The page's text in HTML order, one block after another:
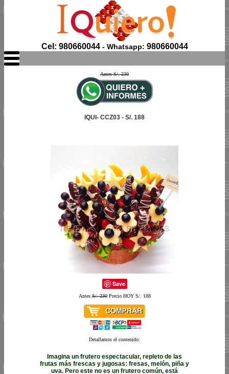
Cel: 980660044- Whatsapp: 980660044
Antes S/. 230
IQUI- CCZ03 - S/. 188
Save
AntesS/. 230Precio HOY S/. 188
Detallamos el contenido:
Imagina un frutero espectacular, repleto de las
frutas más frescas y jugosas: fresas, melón, piña y
uva. Pero este no es un frutero común, está